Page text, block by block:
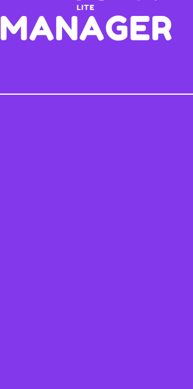
LITE
MANAGER